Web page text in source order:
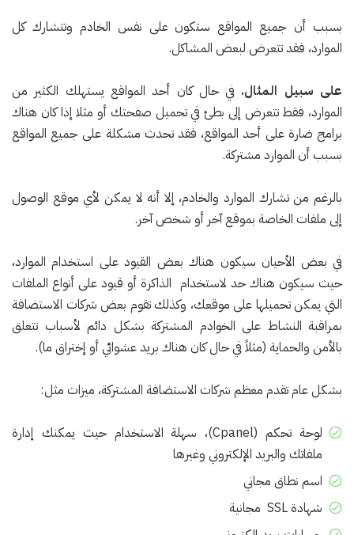
بسبب أن جميع المواقع ستكون على نفس الخادم وتتشارك كل
الموارد، فقد تتعرض لبعض المشاكل.
على سبيل المثال، في حال كان أحد المواقع يستهلك الكثير من
الموارد، فقط تتعرض إلى بطئ في تحميل صفحتك أو مثلا إذا كان هناك
برامج ضارة على أحد المواقع، فقد تحدث مشكلة على جميع المواقع
بسبب أن الموارد مشتركة.
بالرغم من تشارك الموارد والخادم، إلا أنه لا يمكن لأي موقع الوصول
إلى ملفات الخاصة بموقع آخر أو شخص آخر.
في بعض الأحيان سيكون هناك بعض القيود على استخدام الموارد،
حيث سيكون هناك حد لاستخدام الذاكرة أو قيود على أنواع الملفات
التي يمكن تحميلها على موقعك، وكذلك تقوم بعض شركات الاستضافة
بمراقبة النشاط على الخوادم المشتركة بشكل دائم لأسباب تتعلق
بالأمن والحماية (مثلاً في حال كان هناك بريد عشوائي أو إختراق ما).
بشكل عام تقدم معظم شركات الاستضافة المشتركة، ميزات مثل:
لوحة تحكم (Cpanel)، سهلة الاستخدام حيث يمكنك إدارة
ملفاتك والبريد الإلكتروني وغيرها
اسم نطاق مجاني
شهادة SSL مجانية